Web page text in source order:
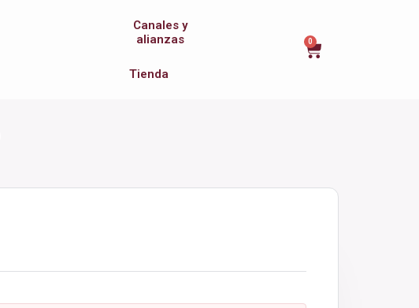
Canales y
alianzas
Tienda
0